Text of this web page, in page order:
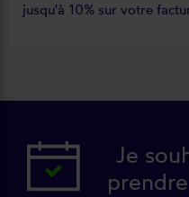
jusqu'à 10% sur votre
Je